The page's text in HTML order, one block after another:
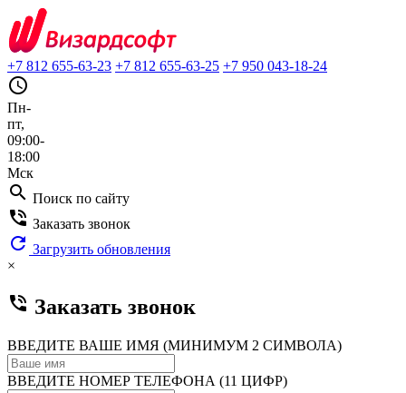
+7 812 655-63-23 +7 812 655-63-25 +7 950 043-18-24
query_builder
Пн-
пт,
09:00-
18:00
Мск
search Поиск по сайту
phone_in_talk Заказать звонок
refresh Загрузить обновления
×
phone_in_talk Заказать звонок
ВВЕДИТЕ ВАШЕ ИМЯ (МИНИМУМ 2 СИМВОЛА)
ВВЕДИТЕ НОМЕР ТЕЛЕФОНА (11 ЦИФР)